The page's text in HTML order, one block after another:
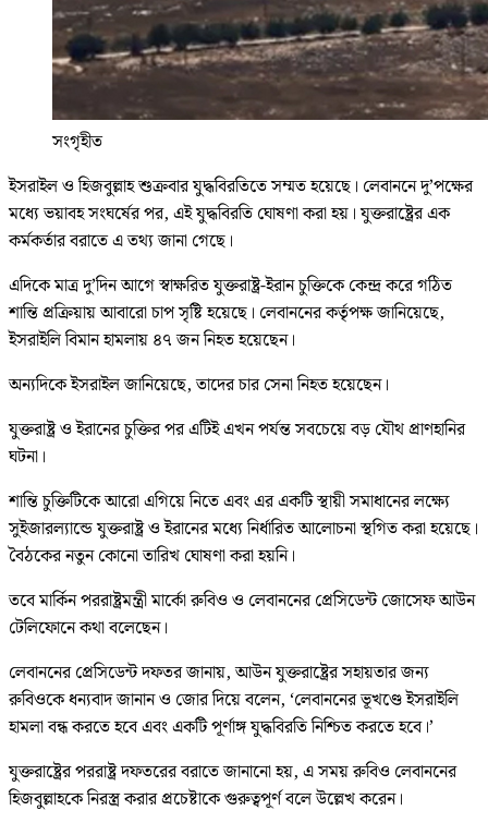
সংগৃহীত
ইসরাইল ও হিজবুল্লাহ শুক্রবার যুদ্ধবিরতিতে সম্মত হয়েছে। লেবাননে দু’পক্ষের
মধ্যে ভয়াবহ সংঘর্ষের পর, এই যুদ্ধবিরতি ঘোষণা করা হয়। যুক্তরাষ্ট্রের এক
কর্মকর্তার বরাতে এ তথ্য জানা গেছে।
এদিকে মাত্র দু’দিন আগে স্বাক্ষরিত যুক্তরাষ্ট্র-ইরান চুক্তিকে কেন্দ্র করে গঠিত
শান্তি প্রক্রিয়ায় আবারো চাপ সৃষ্টি হয়েছে। লেবাননের কর্তৃপক্ষ জানিয়েছে,
ইসরাইলি বিমান হামলায় ৪৭ জন নিহত হয়েছেন।
অন্যদিকে ইসরাইল জানিয়েছে, তাদের চার সেনা নিহত হয়েছেন।
যুক্তরাষ্ট্র ও ইরানের চুক্তির পর এটিই এখন পর্যন্ত সবচেয়ে বড় যৌথ প্রাণহানির
ঘটনা।
শান্তি চুক্তিটিকে আরো এগিয়ে নিতে এবং এর একটি স্থায়ী সমাধানের লক্ষ্যে
সুইজারল্যান্ডে যুক্তরাষ্ট্র ও ইরানের মধ্যে নির্ধারিত আলোচনা স্থগিত করা হয়েছে।
বৈঠকের নতুন কোনো তারিখ ঘোষণা করা হয়নি।
তবে মার্কিন পররাষ্ট্রমন্ত্রী মার্কো রুবিও ও লেবাননের প্রেসিডেন্ট জোসেফ আউন
টেলিফোনে কথা বলেছেন।
লেবাননের প্রেসিডেন্ট দফতর জানায়, আউন যুক্তরাষ্ট্রের সহায়তার জন্য
রুবিওকে ধন্যবাদ জানান ও জোর দিয়ে বলেন, ‘লেবাননের ভূখণ্ডে ইসরাইলি
হামলা বন্ধ করতে হবে এবং একটি পূর্ণাঙ্গ যুদ্ধবিরতি নিশ্চিত করতে হবে।’
যুক্তরাষ্ট্রের পররাষ্ট্র দফতরের বরাতে জানানো হয়, এ সময় রুবিও লেবাননের
হিজবুল্লাহকে নিরস্ত্র করার প্রচেষ্টাকে গুরুত্বপূর্ণ বলে উল্লেখ করেন।